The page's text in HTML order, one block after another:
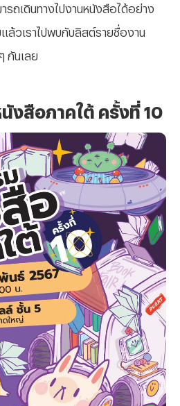
รถเดินทางไปงานหนังสือได้อย่าง
ล้วเราไปพบกับลิสต์รายชื่องาน
กันเลย
งสือภาคใต้ ครั้งที่ 10